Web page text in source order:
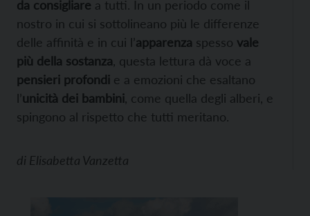
da consigliare a tutti. In un periodo come il
nostro in cui si sottolineano più le differenze
delle affinità e in cui l’apparenza spesso vale
più della sostanza , questa lettura dà voce a
pensieri profondi e a emozioni che esaltano
l’unicità dei bambini , come quella degli alberi, e
spingono al rispetto che tutti meritano.
di Elisabetta Vanzetta